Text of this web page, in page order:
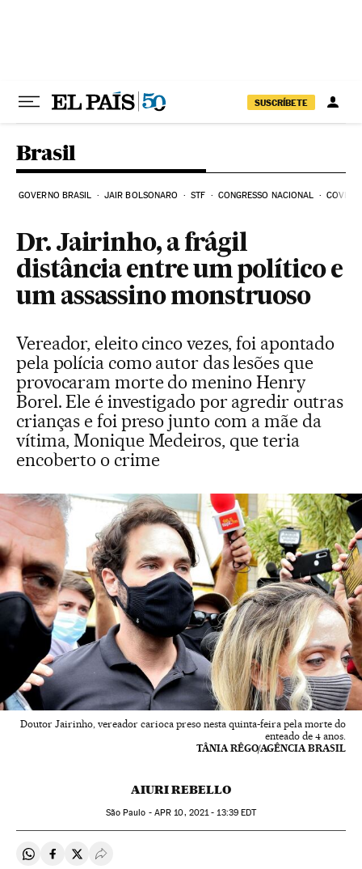
SUSCRÍBETE
Brasil
GOVERNO BRASIL JAIR BOLSONARO STF CONGRESSO NACIONAL COVID-
Dr. Jairinho, a frágil
distância entre um político e
um assassino monstruoso
Vereador, eleito cinco vezes, foi apontado
pela polícia como autor das lesões que
provocaram morte do menino Henry
Borel. Ele é investigado por agredir outras
crianças e foi preso junto com a mãe da
vítima, Monique Medeiros, que teria
encoberto o crime
Doutor Jairinho, vereador carioca preso nesta quinta-feira pela morte do
enteado de 4 anos.
TÂNIA RÊGO/AGÊNCIA BRASIL
AIURI REBELLO
São Paulo - APR 10, 2021 - 13:39EDT
Compartir en Whatsapp
Compartir en Facebook
Compartir en Twitter
Desplegar Redes Sociales